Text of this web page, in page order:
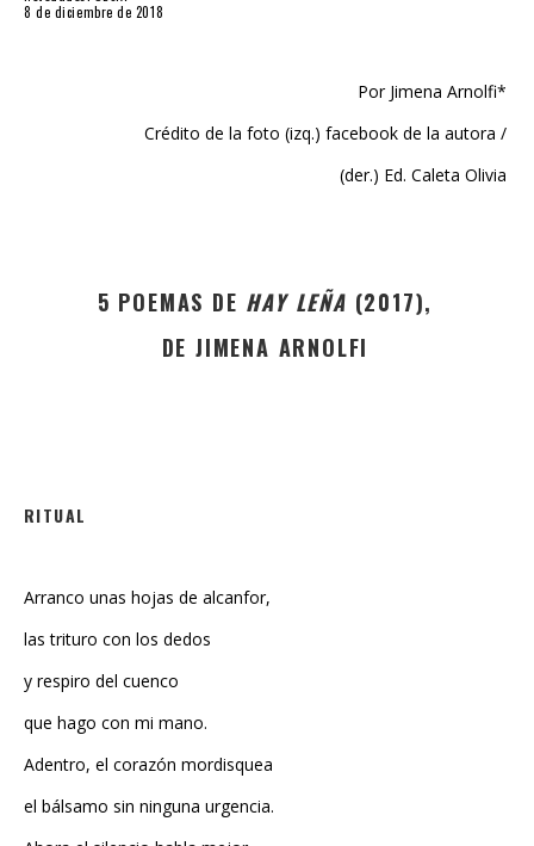
Crédito de la foto (izq.) facebook de la autora /
(der.) Ed. Caleta Olivia
DE JIMENA ARNOLFI
las trituro con los dedos
y respiro del cuenco
que hago con mi mano.
Adentro, el corazón mordisquea
el bálsamo sin ninguna urgencia.
Ahora el silencio habla mejor.